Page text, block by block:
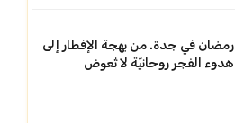
رمضان في جدة. من بهجة الإفطار إلى
هدوء الفجر روحانيّة لا تُعوض